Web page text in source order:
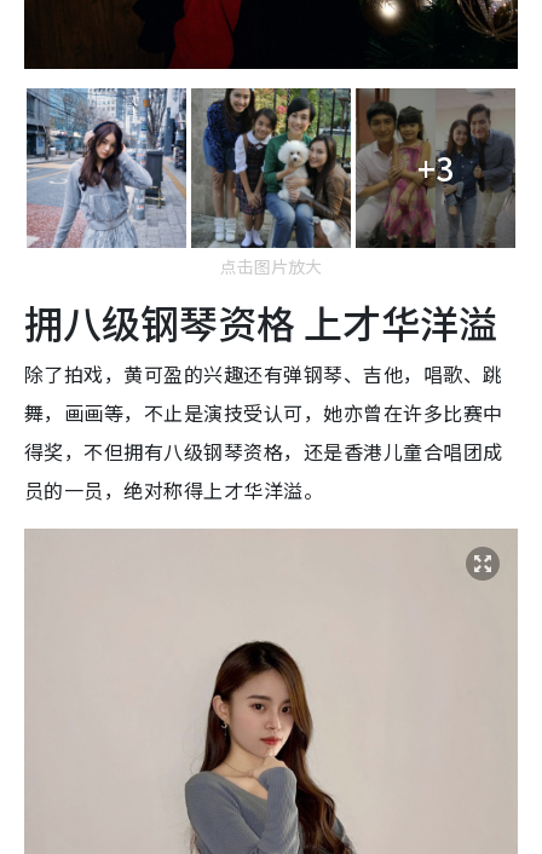
+3
点击图片放大
拥八级钢琴资格 上才华洋溢
除了拍戏，黄可盈的兴趣还有弹钢琴、吉他，唱歌、跳
舞，画画等，不止是演技受认可，她亦曾在许多比赛中
得奖，不但拥有八级钢琴资格，还是香港儿童合唱团成
员的一员，绝对称得上才华洋溢。